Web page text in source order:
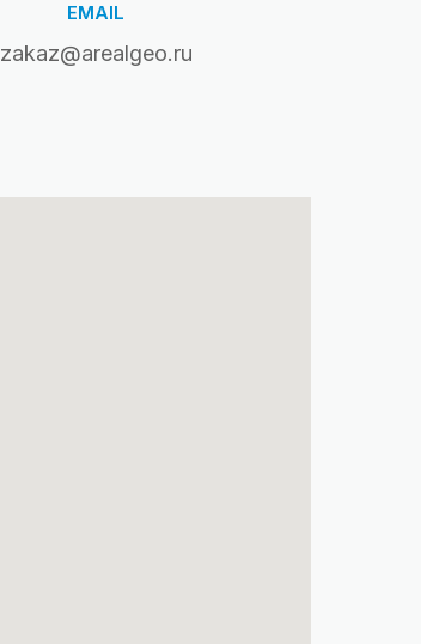
EMAIL
zakaz@arealgeo.ru